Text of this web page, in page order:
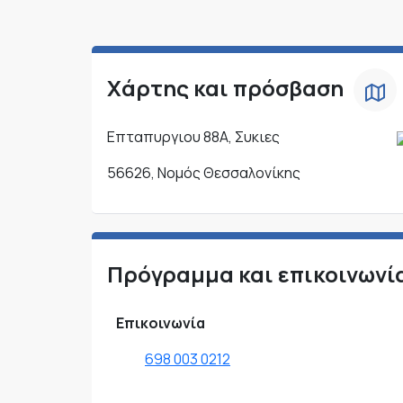
Χάρτης και πρόσβαση
Επταπυργιου 88Α, Συκιες
56626, Νομός Θεσσαλονίκης
Πρόγραμμα και
Επικοινωνία
698 003 0212